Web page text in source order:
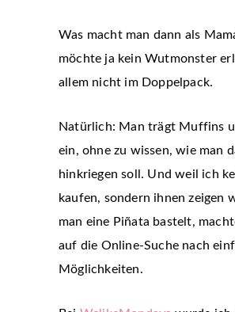
Was macht man dann als
möchte ja kein Wutmonster
allem nicht im Doppelpack.
Natürlich: Man trägt Muffins
ein, ohne zu wissen, wie man
hinkriegen soll. Und weil ich
kaufen, sondern ihnen zeigen
man eine Piñata bastelt,
auf die Online-Suche nach
Möglichkeiten.